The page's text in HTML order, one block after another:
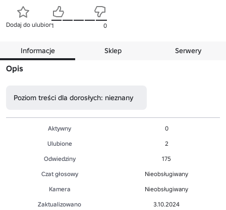
Dodaj do ulubionych
1 0
Informacje Sklep Serwery
Opis
Poziom treści dla dorosłych: nieznany
Aktywny
0
Ulubione
2
Odwiedziny
175
Czat głosowy
Nieobsługiwany
Kamera
Nieobsługiwany
Zaktualizowano
3.10.2024